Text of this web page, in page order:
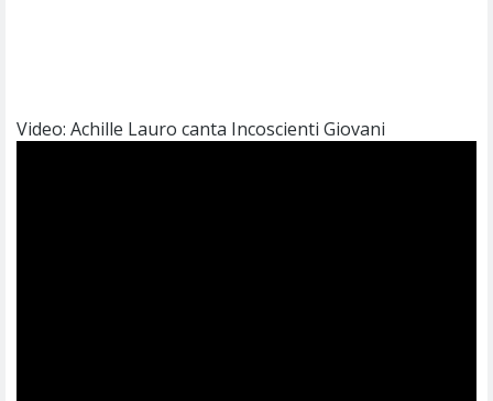
Video: Achille Lauro canta Incoscienti Giovani